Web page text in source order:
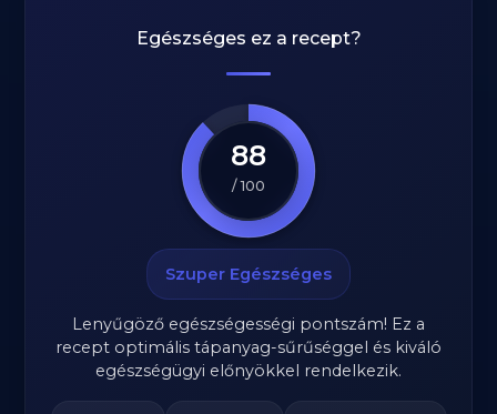
Egészséges ez a recept?
88
/ 100
Szuper Egészséges
Lenyűgöző egészségességi pontszám! Ez a
recept optimális tápanyag-sűrűséggel és kiváló
egészségügyi előnyökkel rendelkezik.